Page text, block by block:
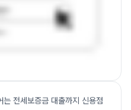
전세보증금 대출까지 신용점